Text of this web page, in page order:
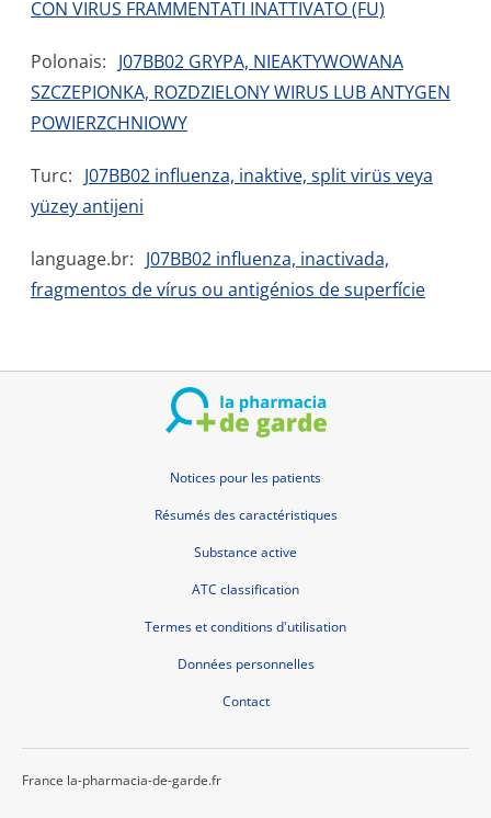
CON VIRUS FRAMMENTATI INATTIVATO (FU)
Polonais: J07BB02 GRYPA, NIEAKTYWOWANA
SZCZEPIONKA, ROZDZIELONY WIRUS LUB ANTYGEN
POWIERZCHNIOWY
Turc: J07BB02 influenza, inaktive, split virüs veya
yüzey antijeni
language.br: J07BB02 influenza, inactivada,
fragmentos de vírus ou antigénios de superfície
Notices pour les patients
Résumés des caractéristiques
Substance active
ATC classification
Termes et conditions d'utilisation
Données personnelles
Contact
France la-pharmacia-de-garde.fr